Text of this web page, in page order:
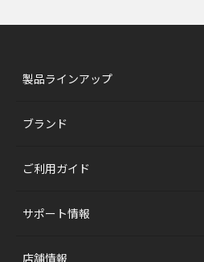
製品ラインアップ
ブランド
ご利用ガイド
サポート情報
店舗情報